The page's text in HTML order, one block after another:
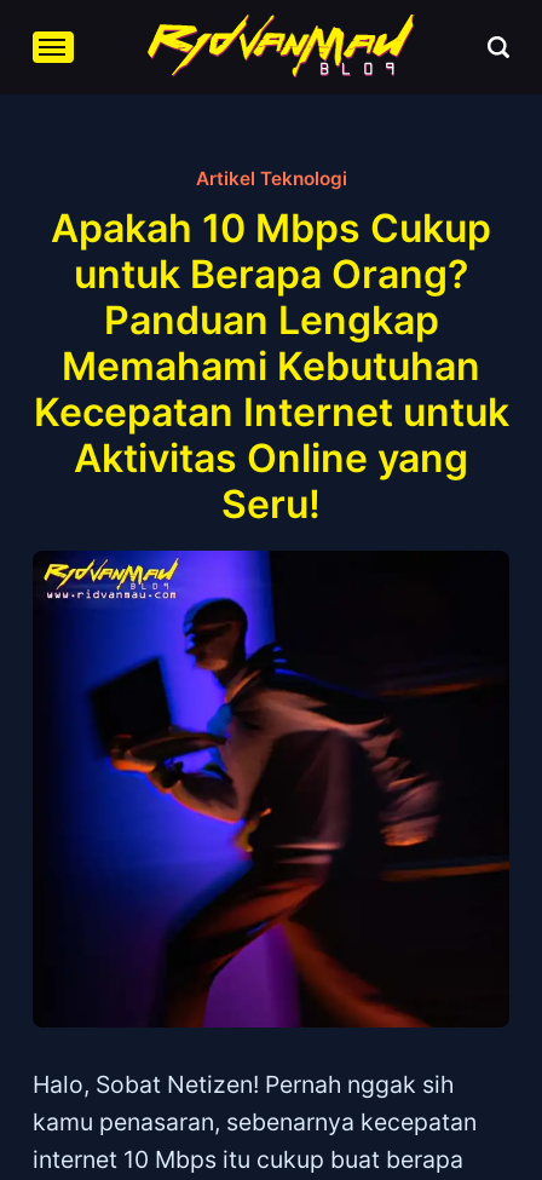
Artikel Teknologi
Apakah 10 Mbps Cukup
untuk Berapa Orang?
Panduan Lengkap
Memahami Kebutuhan
Kecepatan Internet untuk
Aktivitas Online yang
Seru!
Halo, Sobat Netizen! Pernah nggak sih
kamu penasaran, sebenarnya kecepatan
internet 10 Mbps itu cukup buat berapa